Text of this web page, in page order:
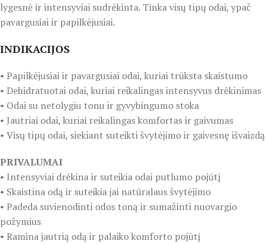
lygesnė ir intensyviai sudrėkinta. Tinka visų tipų odai, ypač
pavargusiai ir papilkėjusiai.
INDIKACIJOS
• Papilkėjusiai ir pavargusiai odai, kuriai trūksta skaistumo
• Dehidratuotai odai, kuriai reikalingas intensyvus drėkinimas
• Odai su netolygiu tonu ir gyvybingumo stoka
• Jautriai odai, kuriai reikalingas komfortas ir gaivumas
• Visų tipų odai, siekiant suteikti švytėjimo ir gaivesnę išvaizdą
PRIVALUMAI
• Intensyviai drėkina ir suteikia odai putlumo pojūtį
• Skaistina odą ir suteikia jai natūralaus švytėjimo
• Padeda suvienodinti odos toną ir sumažinti nuovargio
požymius
• Ramina jautrią odą ir palaiko komforto pojūtį